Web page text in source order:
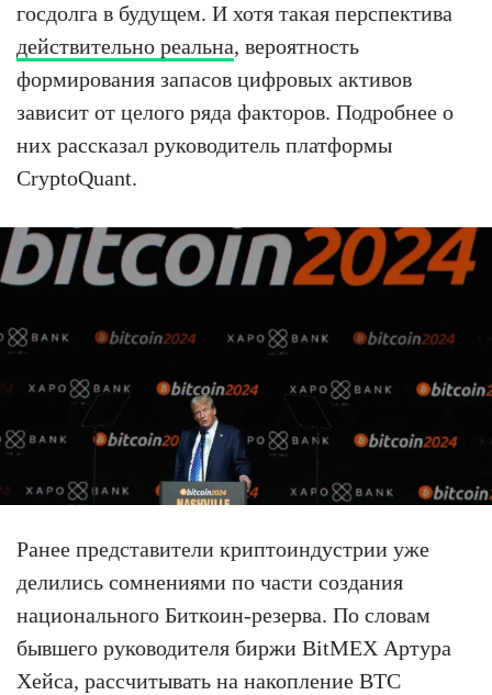
госдолга в будущем. И хотя такая перспектива
действительно реальна, вероятность
формирования запасов цифровых активов
зависит от целого ряда факторов. Подробнее о
них рассказал руководитель платформы
CryptoQuant.
Ранее представители криптоиндустрии уже
делились сомнениями по части создания
национального Биткоин-резерва. По словам
бывшего руководителя биржи BitMEX Артура
Хейса, рассчитывать на накопление BTC